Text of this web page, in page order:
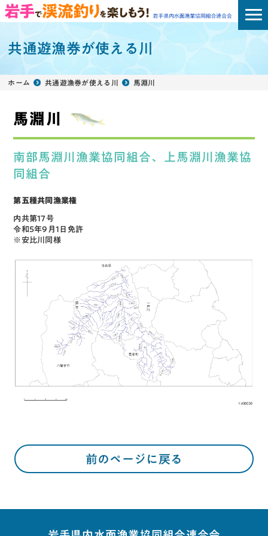
共通遊漁券が使える川
ホーム 共通遊漁券が使える川 馬淵川
馬淵川
南部馬淵川漁業協同組合、上馬淵川漁業協
同組合
第五種共同漁業権
内共第17号
令和5年9月1日免許
※安比川同様
前のページに戻る